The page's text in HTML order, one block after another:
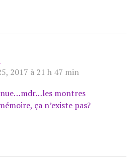
2017 à 21 h 47 min
montres
ça n’existe pas?